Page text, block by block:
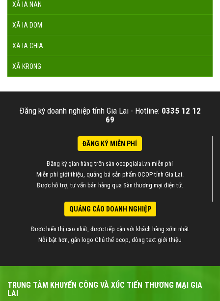
XÃ IA NAN
XÃ IA DOM
XÃ IA CHIA
XÃ KRONG
Đăng ký doanh nghiệp tỉnh Gia Lai - Hotline: 0335 12 12
69
ĐĂNG KÝ MIỄN PHÍ
Đăng ký gian hàng trên sàn ocopgialai.vn miễn phí
Miễn phí giới thiệu, quảng bá sản phẩm OCOP tỉnh Gia Lai.
Được hỗ trợ, tư vấn bán hàng qua Sàn thương mại điện tử.
QUẢNG CÁO DOANH NGHIỆP
Được hiển thị cao nhất, được tiếp cận với khách hàng sớm nhất
Nỗi bật hơn, gắn logo Chủ thể ocop, dòng text giới thiệu
TRUNG TÂM KHUYẾN CÔNG VÀ XÚC TIẾN THƯƠNG MẠI GIA
LAI